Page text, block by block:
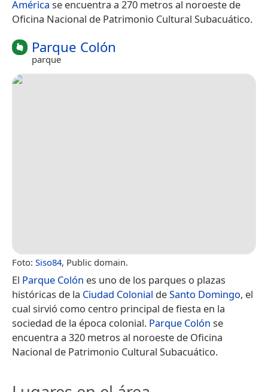
América se encuentra a 270 metros al noroeste de
Oficina Nacional de Patrimonio Cultural Subacuático.
Parque Colón
parque
Foto: Siso84, Public domain.
El Parque Colón es uno de los parques o plazas
históricas de la Ciudad Colonial deSanto Domingo, el
cual sirvió como centro principal de fiesta en la
sociedad de la época colonial. Parque Colón se
encuentra a 320 metros al noroeste de Oficina
Nacional de Patrimonio Cultural Subacuático.